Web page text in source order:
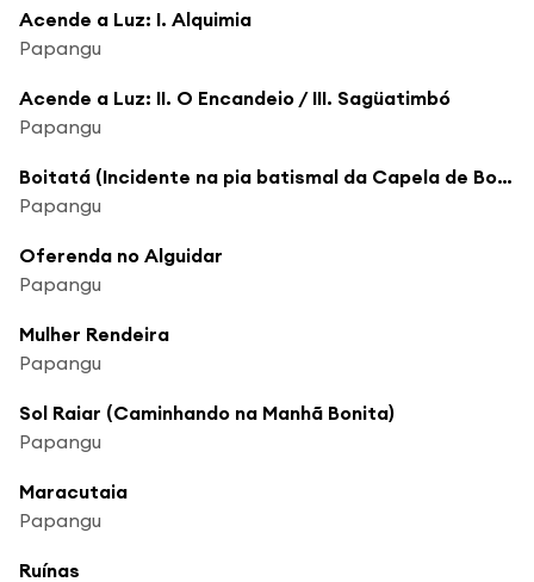
Acende a Luz: I. Alquimia
Papangu
Acende a Luz: II. O Encandeio / III. Sagüatimbó
Papangu
Boitatá (Incidente na pia batismal da Capela de Bom Jesus dos Aflitos)
Papangu
Oferenda no Alguidar
Papangu
Mulher Rendeira
Papangu
Sol Raiar (Caminhando na Manhã Bonita)
Papangu
Maracutaia
Papangu
Ruínas